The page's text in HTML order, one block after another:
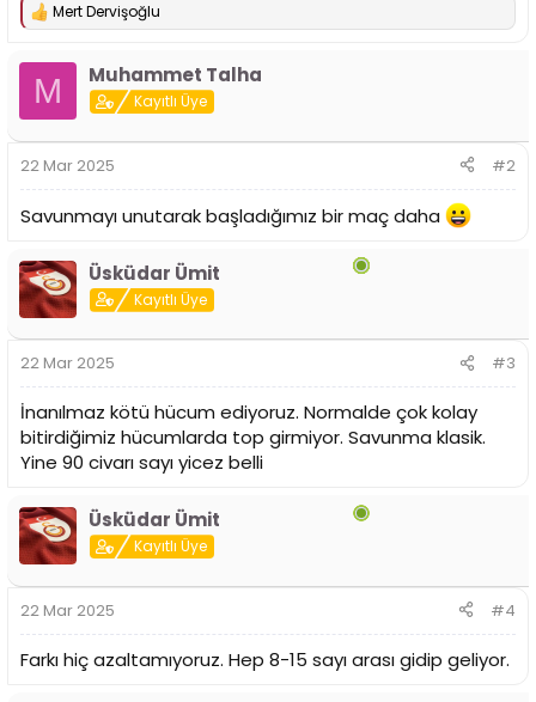
T
p
l
:
Mert Dervişoğlu
M Muhammet Talha
Kayıtlı Üye
22 Mar 2025 #2
Savunmayı unutarak başladığımız bir maç daha
Üsküdar Ümit
Kayıtlı Üye
22 Mar 2025 #3
İnanılmaz kötü hücum ediyoruz. Normalde çok kolay
bitirdiğimiz hücumlarda top girmiyor. Savunma klasik.
Yine 90 civarı sayı yicez belli
Üsküdar Ümit
Kayıtlı Üye
22 Mar 2025 #4
Farkı hiç azaltamıyoruz. Hep 8-15 sayı arası gidip geliyor.